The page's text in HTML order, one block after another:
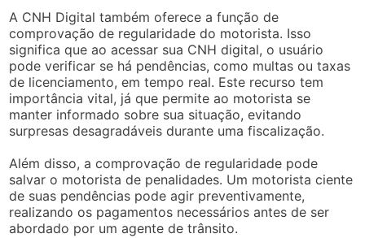
A CNH Digital também oferece a função de
comprovação de regularidade do motorista. Isso
significa que ao acessar sua CNH digital, o usuário
pode verificar se há pendências, como multas ou taxas
de licenciamento, em tempo real. Este recurso tem
importância vital, já que permite ao motorista se
manter informado sobre sua situação, evitando
surpresas desagradáveis durante uma fiscalização.
Além disso, a comprovação de regularidade pode
salvar o motorista de penalidades. Um motorista ciente
de suas pendências pode agir preventivamente,
realizando os pagamentos necessários antes de ser
abordado por um agente de trânsito.